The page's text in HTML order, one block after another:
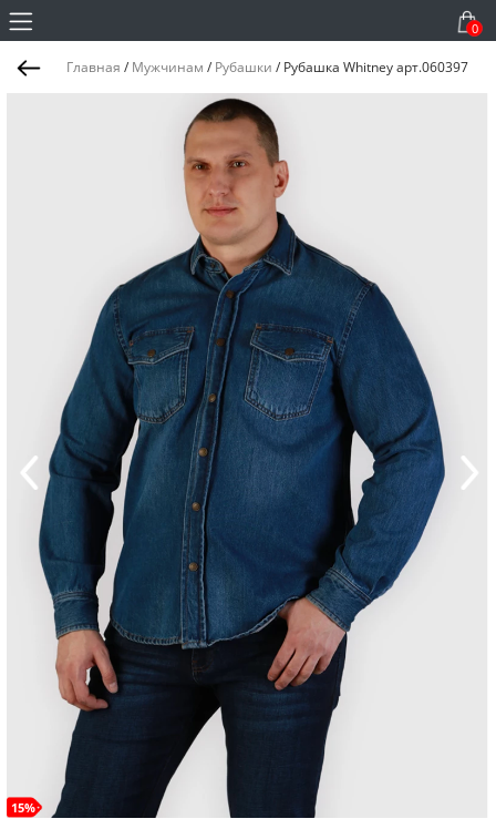
0
Главная / Мужчинам / Рубашки / Рубашка Whitney арт.060397
15%